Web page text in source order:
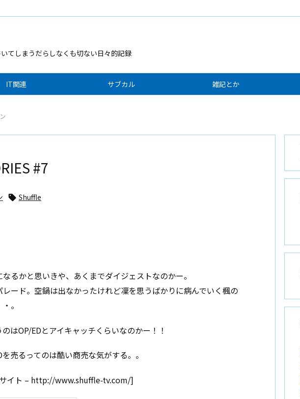
てしまうだらしなくも切ない日々的記録
IT関連 サブカル 雑記とか
#7
 Shuffle
るかと思いきや、あくまでダイジェストなのかー。
ード。空鍋は出なかったけれど凜を思うばかりに病んでいく楓の
。
はOP/EDとアイキャッチくらいなのかー！！
売るってのは酷い商売な気がする。。
イト – http://www.shuffle-tv.com/]